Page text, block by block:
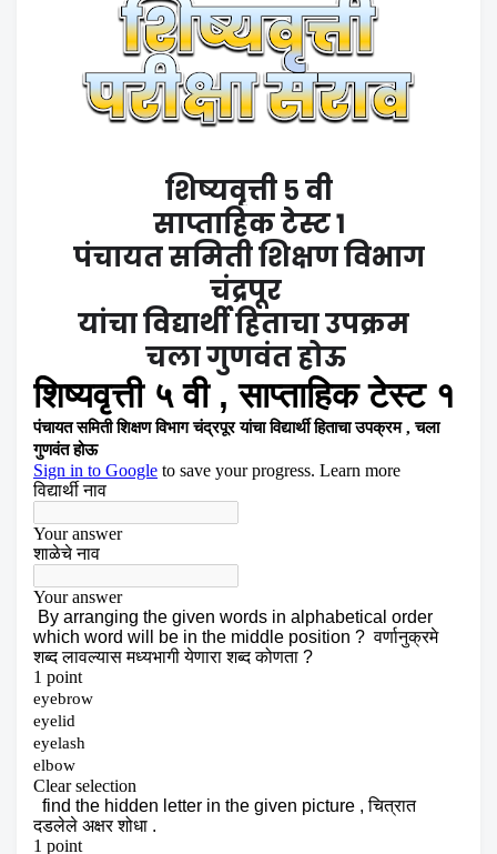
शिष्यवृत्ती ५ वी
साप्ताहिक टेस्ट १
पंचायत समिती शिक्षण विभाग
चंद्रपूर
यांचा विद्यार्थी हिताचा उपक्रम
चला गुणवंत होऊ